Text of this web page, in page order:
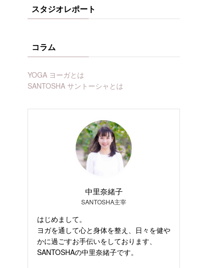
スタジオレポート
コラム
YOGA ヨーガとは
SANTOSHA サントーシャとは
中里奈緒子
SANTOSHA主宰
はじめまして。
ヨガを通して心と身体を整え、日々を健や
かに過ごすお手伝いをしております、
SANTOSHAの中里奈緒子です。